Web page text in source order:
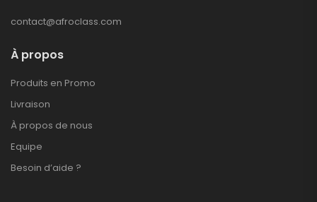
contact@afroclass.com
À propos
Produits en Promo
Livraison
À propos de nous
Equipe
Besoin d’aide ?